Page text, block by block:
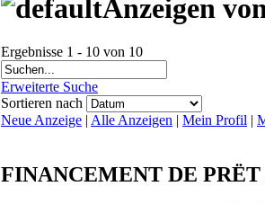
Anzeigen
Ergebnisse 1 - 10 von 10
Erweiterte Suche
Sortieren nach
Neue Anzeige | Alle Anzeigen | Mein Profil |
FINANCEMENT DE PRËT